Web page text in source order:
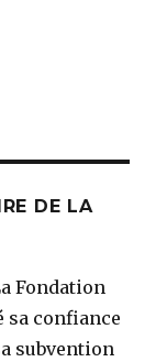
DE LA
Fondation
sa confiance
subvention